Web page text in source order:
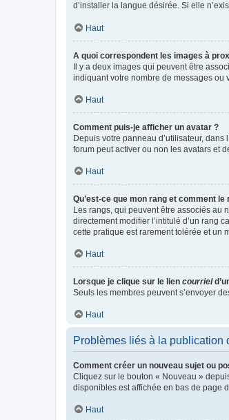
d’installer la langue désirée. Si elle
Haut
A quoi correspondent les images à
Il y a deux images qui peuvent être
indiquant votre nombre de messages ou
Haut
Comment puis-je afficher un avatar ?
Depuis votre panneau d’utilisateur, dans
forum peut activer ou non les avatars et
Haut
Qu’est-ce que mon rang et comment le
Les rangs, qui peuvent être associés au
directement modifier l’intitulé d’un rang
cette pratique est rarement tolérée et un
Haut
Lorsque je clique sur le lien courriel
Seuls les membres peuvent s’envoyer
Haut
Problèmes liés à la publication
Comment créer un nouveau sujet ou
Cliquez sur le bouton « Nouveau »
disponibles est affichée en bas de page
Haut